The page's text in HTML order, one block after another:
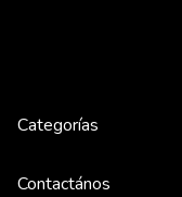
Categorías
Contactános